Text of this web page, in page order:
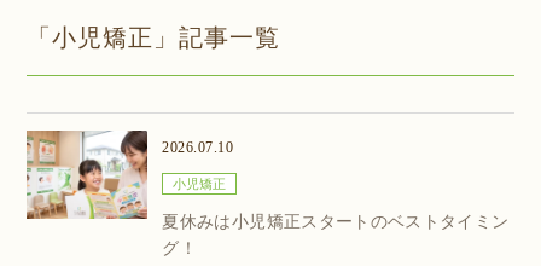
「小児矯正」記事一覧
2026.07.10
小児矯正
夏休みは小児矯正スタートのベストタイミン
グ！